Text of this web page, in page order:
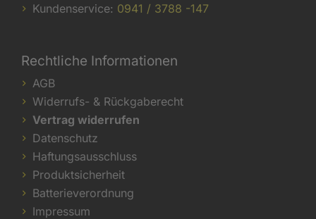
Kundenservice: 0941 / 3788 -147
Rechtliche Informationen
AGB
Widerrufs- & Rückgaberecht
Vertrag widerrufen
Datenschutz
Haftungsausschluss
Produktsicherheit
Batterieverordnung
Impressum